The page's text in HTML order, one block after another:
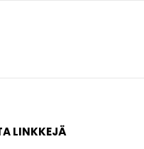
LINKKEJÄ